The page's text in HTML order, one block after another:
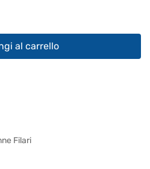
al carrello
Filari